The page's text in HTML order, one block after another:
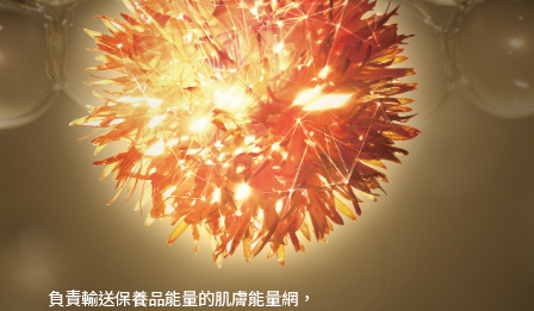
負責輸送保養品能量的肌膚能量網，